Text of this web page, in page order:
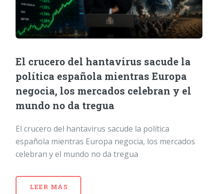
El crucero del hantavirus sacude la
política española mientras Europa
negocia, los mercados celebran y el
mundo no da tregua
El crucero del hantavirus sacude la política
española mientras Europa negocia, los mercados
celebran y el mundo no da tregua
LEER MÁS